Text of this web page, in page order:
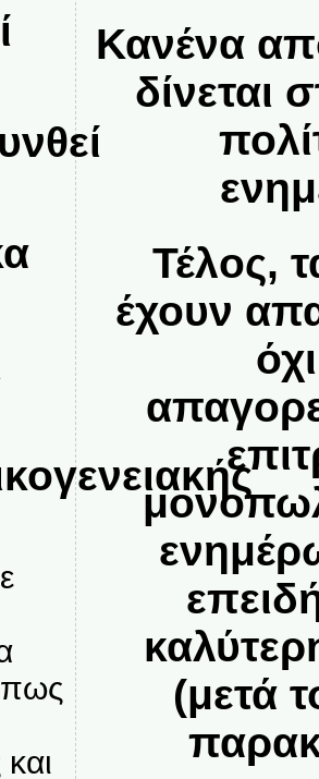
πως
Κανένα
δίνεται
Τέλος,
έχουν
(μετά